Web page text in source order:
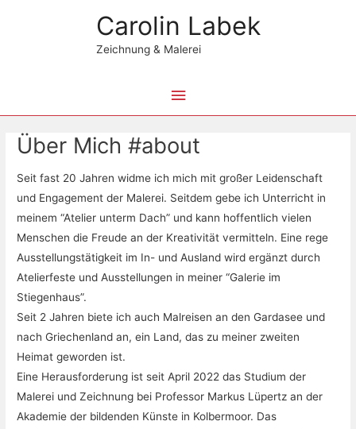
Carolin Labek
Zeichnung & Malerei
Hauptmenü
Über Mich #about
Seit fast 20 Jahren widme ich mich mit großer Leidenschaft
und Engagement der Malerei. Seitdem gebe ich Unterricht in
meinem “Atelier unterm Dach” und kann hoffentlich vielen
Menschen die Freude an der Kreativität vermitteln. Eine rege
Ausstellungstätigkeit im In- und Ausland wird ergänzt durch
Atelierfeste und Ausstellungen in meiner “Galerie im
Stiegenhaus”.
Seit 2 Jahren biete ich auch Malreisen an den Gardasee und
nach Griechenland an, ein Land, das zu meiner zweiten
Heimat geworden ist.
Eine Herausforderung ist seit April 2022 das Studium der
Malerei und Zeichnung bei Professor Markus Lüpertz an der
Akademie der bildenden Künste in Kolbermoor. Das